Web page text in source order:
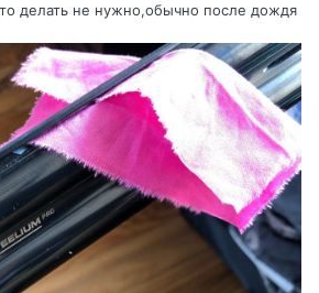
делать не нужно,обычно после дождя